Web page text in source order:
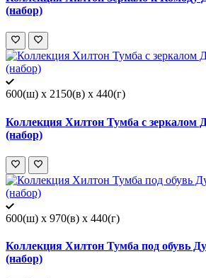
(набор)
600(ш) x 2150(в) x 440(г)
Коллекция Хилтон Тумба с зеркалом
(набор)
600(ш) x 970(в) x 440(г)
Коллекция Хилтон Тумба под обувь
(набор)